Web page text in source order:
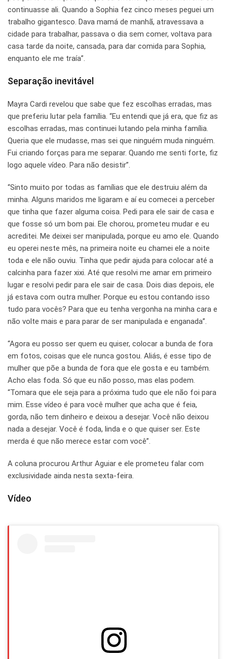
continuasse ali. Quando a Sophia fez cinco meses peguei um
trabalho gigantesco. Dava mamá de manhã, atravessava a
cidade para trabalhar, passava o dia sem comer, voltava para
casa tarde da noite, cansada, para dar comida para Sophia,
enquanto ele me traía”.
Separação inevitável
Mayra Cardi revelou que sabe que fez escolhas erradas, mas
que preferiu lutar pela família. “Eu entendi que já era, que fiz as
escolhas erradas, mas continuei lutando pela minha família.
Queria que ele mudasse, mas sei que ninguém muda ninguém.
Fui criando forças para me separar. Quando me senti forte, fiz
logo aquele vídeo. Para não desistir”.
“Sinto muito por todas as famílias que ele destruiu além da
minha. Alguns maridos me ligaram e aí eu comecei a perceber
que tinha que fazer alguma coisa. Pedi para ele sair de casa e
que fosse só um bom pai. Ele chorou, prometeu mudar e eu
acreditei. Me deixei ser manipulada, porque eu amo ele. Quando
eu operei neste mês, na primeira noite eu chamei ele a noite
toda e ele não ouviu. Tinha que pedir ajuda para colocar até a
calcinha para fazer xixi. Até que resolvi me amar em primeiro
lugar e resolvi pedir para ele sair de casa. Dois dias depois, ele
já estava com outra mulher. Porque eu estou contando isso
tudo para vocês? Para que eu tenha vergonha na minha cara e
não volte mais e para parar de ser manipulada e enganada”.
“Agora eu posso ser quem eu quiser, colocar a bunda de fora
em fotos, coisas que ele nunca gostou. Aliás, é esse tipo de
mulher que põe a bunda de fora que ele gosta e eu também.
Acho elas foda. Só que eu não posso, mas elas podem.
“Tomara que ele seja para a próxima tudo que ele não foi para
mim. Esse vídeo é para você mulher que acha que é feia,
gorda, não tem dinheiro e deixou a desejar. Você não deixou
nada a desejar. Você é foda, linda e o que quiser ser. Este
merda é que não merece estar com você”.
A coluna procurou Arthur Aguiar e ele prometeu falar com
exclusividade ainda nesta sexta-feira.
Vídeo